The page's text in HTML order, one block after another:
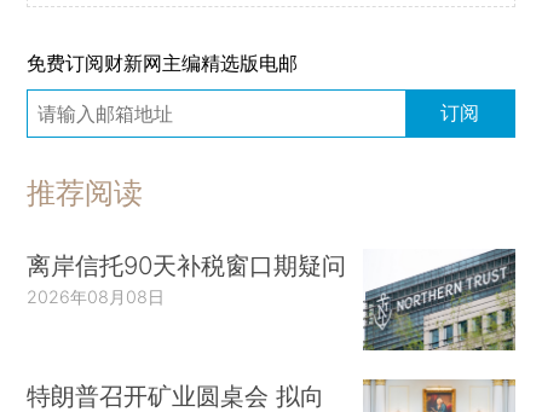
免费订阅财新网主编精选版电邮
订阅
推荐阅读
离岸信托90天补税窗口期疑问
2026年08月08日
特朗普召开矿业圆桌会 拟向